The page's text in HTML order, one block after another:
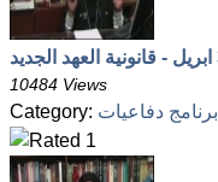
10484 Views
Category: برنامج دفاعيات